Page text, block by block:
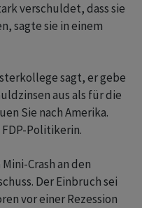
verschuldet, dass sie
sagte sie in einem
sagt, er gebe
aus als für die
Sie nach Amerika.
Politikerin.
Crash an den
Der Einbruch sei
vor einer Rezession